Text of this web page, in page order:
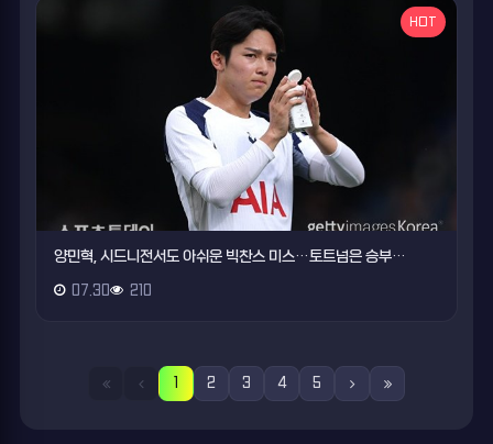
HOT
양민혁, 시드니전서도 아쉬운 빅찬스 미스…토트넘은 승부…
07.30 210
2 3 4 5